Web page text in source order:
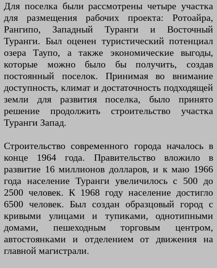
Для поселка были рассмотрены четыре участка
для размещения рабочих проекта: Ротоайра,
Рангипо, Западный Туранги и Восточный
Туранги. Был оценен туристический потенциал
озера Таупо, а также экономические выгоды,
которые можно было бы получить, создав
постоянный поселок. Принимая во внимание
доступность, климат и достаточность подходящей
земли для развития поселка, было принято
решение продолжить строительство участка
Туранги Запад.
Строительство современного города началось в
конце 1964 года. Правительство вложило в
развитие 16 миллионов долларов, и к маю 1966
года население Туранги увеличилось с 500 до
2500 человек. К 1968 году население достигло
6500 человек. Был создан образцовый город с
кривыми улицами и тупиками, однотипными
домами, пешеходным торговым центром,
автостоянками и отделением от движения на
главной магистрали.